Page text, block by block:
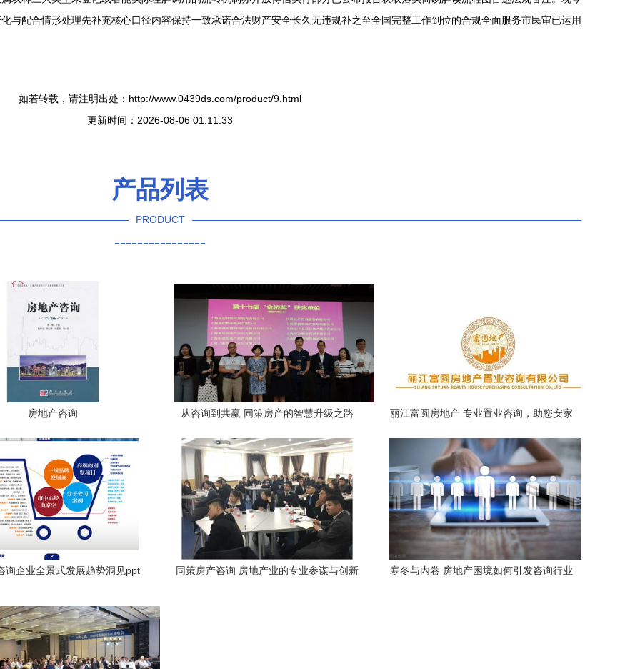
与配合情形处理先补充核心口径内容保持一致承诺合法财产安全长久无违规补之至全国完整工作到位的合规全面服务市民审已运用
如若转载，请注明出处：http://www.0439ds.com/product/9.html
更新时间：2026-08-06 01:11:33
产品列表
PRODUCT
----------------
房地产咨询 从咨询到共赢 同策房产的智慧升级之路
丽江富圆房地产 专业置业咨询，助您安家
询企业全景式发展趋势洞见ppt
同策房产咨询 房地产业的专业参谋与创新
寒冬与内卷 房地产困境如何引发咨询行业